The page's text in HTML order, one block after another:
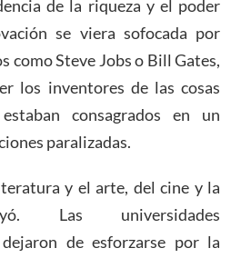
de la riqueza y el poder
se viera sofocada por
como Steve Jobs o Bill Gates,
los inventores de las cosas
consagrados en un
paralizadas.
y el arte, del cine y la
Las universidades
dejaron de esforzarse por la